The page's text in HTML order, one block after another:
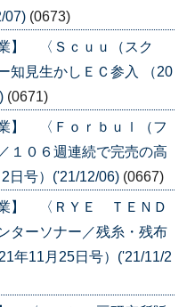
07) (0673)
】 〈Ｓｃｕｕ（スク
知見生かしＥＣ参入 （20
(0671)
】 〈Ｆｏｒｂｕｌ（フ
１０６週連続で完売の高
日号）('21/12/06) (0667)
業】 〈ＲＹＥ ＴＥＮＤ
ターソナー／残糸・残布
年11月25日号）('21/11/2